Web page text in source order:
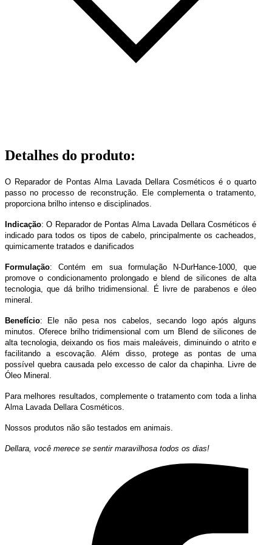
Detalhes do produto:
O Reparador de Pontas Alma Lavada Dellara Cosméticos é o quarto
passo no processo de reconstrução. Ele complementa o tratamento,
proporciona brilho intenso e disciplinados.
Indicação: O Reparador de Pontas Alma Lavada Dellara Cosméticos é
indicado para todos os tipos de cabelo, principalmente os cacheados,
quimicamente tratados e danificados
Formulação: Contém em sua formulação N-DurHance-1000, que
promove o condicionamento prolongado e blend de silicones de alta
tecnologia, que dá brilho tridimensional. É livre de parabenos e óleo
mineral.
Benefício: Ele não pesa nos cabelos, secando logo após alguns
minutos. Oferece brilho tridimensional com um Blend de silicones de
alta tecnologia, deixando os fios mais maleáveis, diminuindo o atrito e
facilitando a escovação. Além disso, protege as pontas de uma
possível quebra causada pelo excesso de calor da chapinha. Livre de
Óleo Mineral.
Para melhores resultados, complemente o tratamento com toda a linha
Alma Lavada Dellara Cosméticos.
Nossos produtos não são testados em animais.
Dellara, você merece se sentir maravilhosa todos os dias!